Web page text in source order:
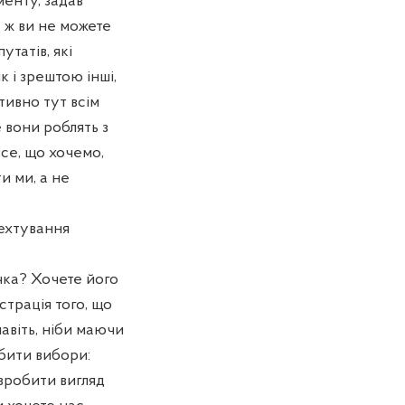
ж ви не можете
які
і зрештою інші,
тут всім
роблять з
що хочемо,
ми, а не
Хочете його
того, що
ніби маючи
вибори:
вигляд